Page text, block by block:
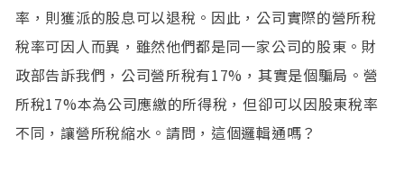
率，則獲派的股息可以退稅。因此，公司實際的營所稅
稅率可因人而異，雖然他們都是同一家公司的股東。財
政部告訴我們，公司營所稅有17%，其實是個騙局。營
所稅17%本為公司應繳的所得稅，但卻可以因股東稅率
不同，讓營所稅縮水。請問，這個邏輯通嗎？